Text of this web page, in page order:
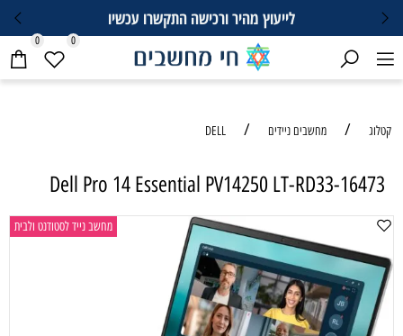
לייעוץ מהיר ורכישה התקשרו עכשיו
0 0
קטלוג / מחשבים ניידים /
DELL
Dell Pro 14 Essential PV14250 LT-RD33-16473
מחשב נייד לסטודנט ולבית